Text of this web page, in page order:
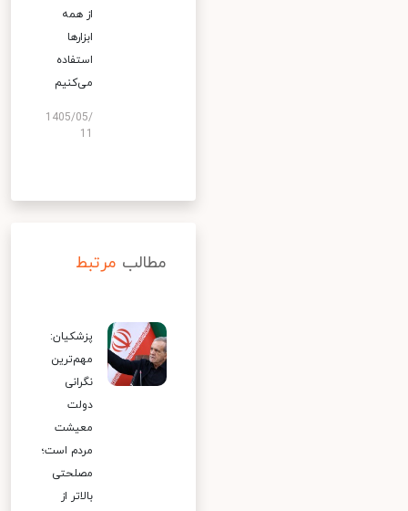
از همه
ابزارها
استفاده
می‌کنیم
1405/05/
مطالب مرتبط
پزشکیان:
مهم‌ترین
نگرانی
دولت
معیشت
مردم است؛
مصلحتی
بالاتر از